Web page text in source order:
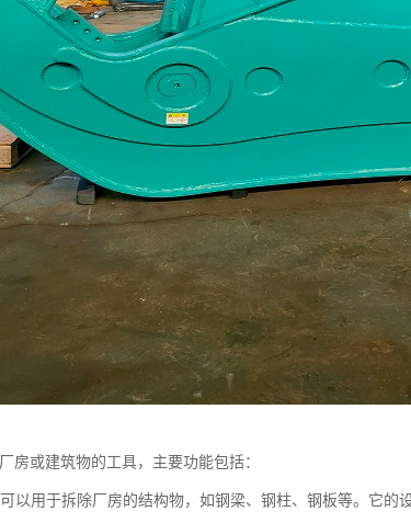
房或建筑物的工具，主要功能包括：
以用于拆除厂房的结构物，如钢梁、钢柱、钢板等。它的